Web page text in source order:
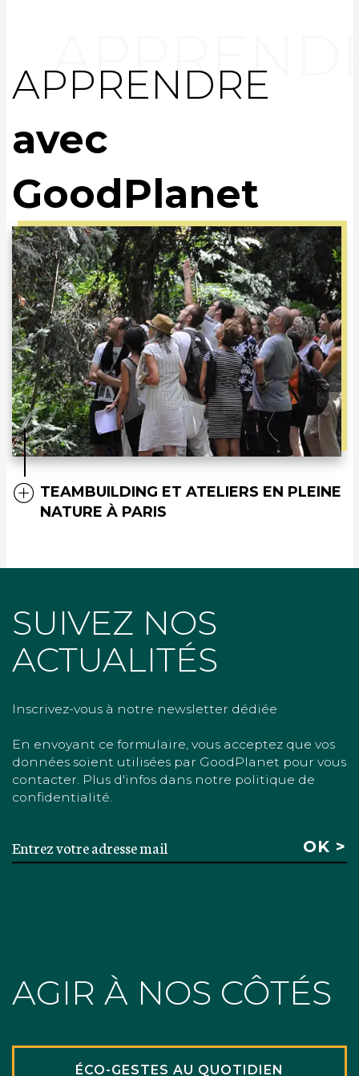
APPRENDRE
avec
GoodPlanet
TEAMBUILDING ET ATELIERS EN PLEINE
NATURE À PARIS
SUIVEZ NOS
ACTUALITÉS
Inscrivez-vous à notre newsletter dédiée
En envoyant ce formulaire, vous acceptez que vos
données soient utilisées par GoodPlanet pour vous
contacter. Plus d'infos dans notre politique de
confidentialité.
AGIR À NOS CÔTÉS
ÉCO-GESTES AU QUOTIDIEN